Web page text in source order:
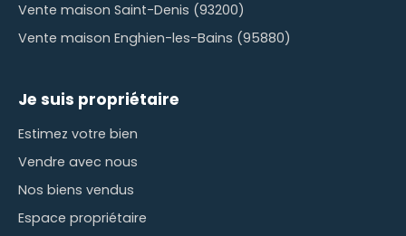
Vente maison Saint-Denis (93200)
Vente maison Enghien-les-Bains (95880)
Je suis propriétaire
Estimez votre bien
Vendre avec nous
Nos biens vendus
Espace propriétaire